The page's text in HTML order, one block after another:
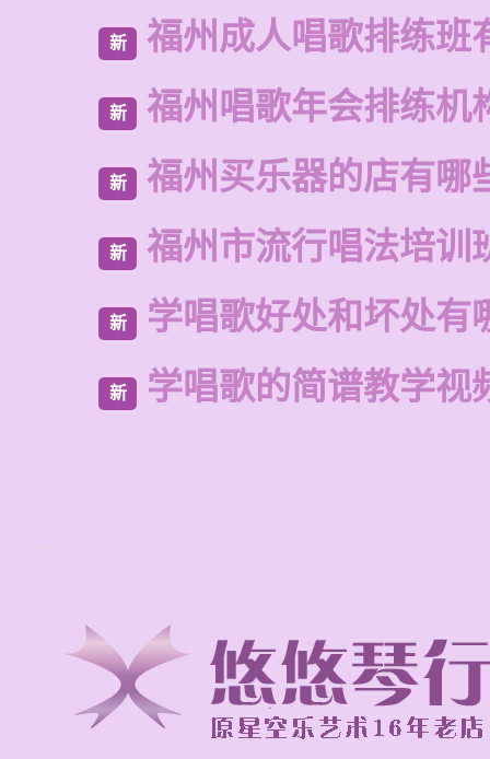
新 福州成人唱歌排练班
新 福州唱歌年会排练机
新 福州买乐器的店有哪
新 福州市流行唱法培训
新 学唱歌好处和坏处有
新 学唱歌的简谱教学视